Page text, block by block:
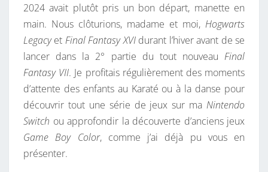
2
0
2
4
:
Q
U
A
N
A
I
R
E
2024 avait plutôt pris un bon départ, manette en
main. Nous clôturions, madame et moi, Hogwarts
Legacyet Final Fantasy XVIdurant l’hiver avant de se
lancer dans la 2° partie du tout nouveau Final
Fantasy VII. Je profitais régulièrement des moments
d’attente des enfants au Karaté ou à la danse pour
découvrir tout une série de jeux sur ma Nintendo
Switch ou approfondir la découverte d’anciens jeux
Game Boy Color, comme j’ai déjà pu vous en
présenter.